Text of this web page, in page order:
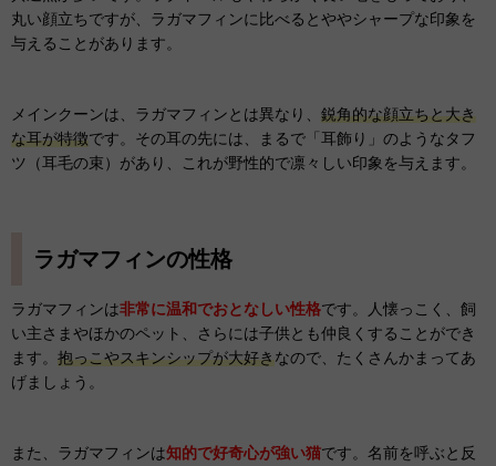
丸い顔立ちですが、ラガマフィンに比べるとややシャープな印象を
与えることがあります。
メインクーンは、ラガマフィンとは異なり、 鋭角的な顔立ちと大き
な耳が特徴です。その耳の先には、まるで「耳飾り」のようなタフ
ツ（耳毛の束）があり、これが野性的で凛々しい印象を与えます。
ラガマフィンの性格
ラガマフィンは非常に温和でおとなしい性格です。人懐っこく、飼
い主さまやほかのペット、さらには子供とも仲良くすることができ
ます。 抱っこやスキンシップが大好きなので、たくさんかまってあ
げましょう。
また、ラガマフィンは知的で好奇心が強い猫です。名前を呼ぶと反